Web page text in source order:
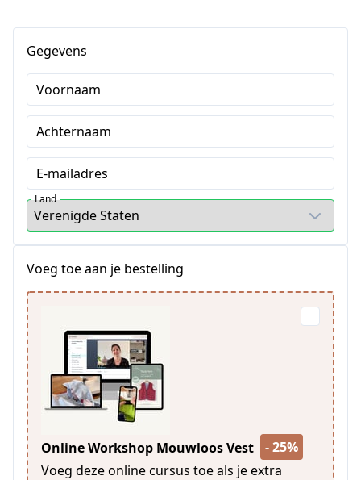
Gegevens
Voornaam
Achternaam
E-mailadres
Land
Voeg toe aan je bestelling
Online Workshop Mouwloos Vest
- 25%
Voeg deze online cursus toe als je extra